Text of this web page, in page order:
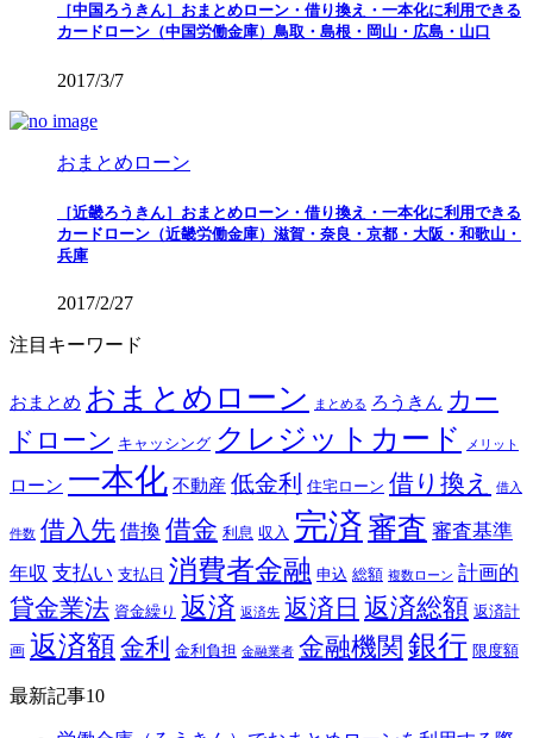
［中国ろうきん］おまとめローン・借り換え・一本化に利用できる
カードローン（中国労働金庫）鳥取・島根・岡山・広島・山口
2017/3/7
おまとめローン
［近畿ろうきん］おまとめローン・借り換え・一本化に利用できる
カードローン（近畿労働金庫）滋賀・奈良・京都・大阪・和歌山・
兵庫
2017/2/27
注目キーワード
おまとめ おまとめローン まとめる ろうきん カー
ドローン キャッシング クレジットカード メリット
ローン 一本化 不動産 低金利 住宅ローン 借り換え 借入
件数 借入先 借換 借金 利息 収入 完済 審査 審査基準
年収 支払い 支払日 消費者金融 申込 総額 複数ローン 計画的
貸金業法 資金繰り 返済 返済先 返済日 返済総額 返済計
画 返済額金利 金利負担 金融業者 金融機関 銀行 限度額
最新記事10